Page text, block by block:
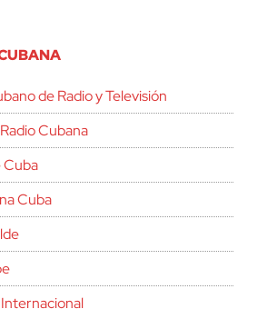
de Radio y Televisión
Cubana
Cuba
Cuba